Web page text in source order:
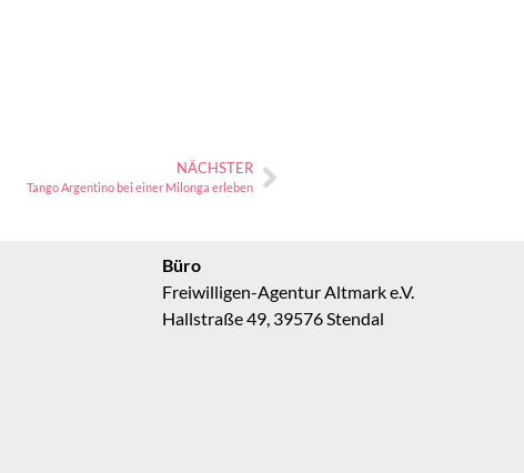
NÄCHSTER
Tango Argentino bei einer Milonga erleben
Büro
Freiwilligen-Agentur Altmark e.V.
Hallstraße 49, 39576 Stendal